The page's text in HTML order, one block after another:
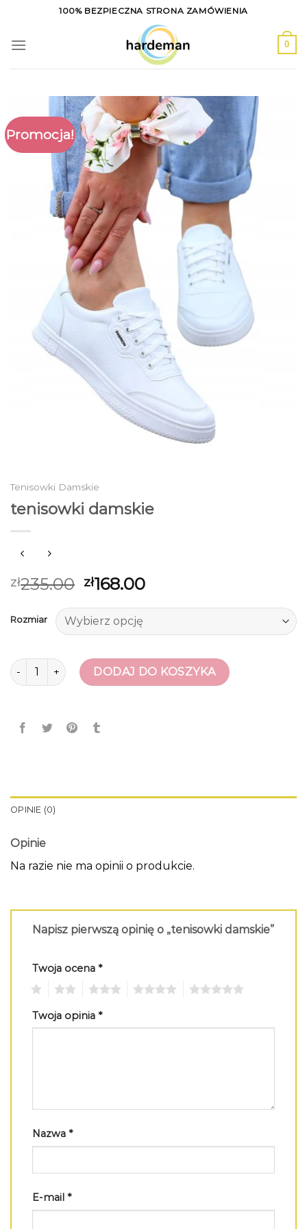
content
100% BEZPIECZNA STRONA ZAMÓWIENIA
0
Promocja!
Tenisowki Damskie
tenisowki damskie
zł235.00 zł168.00
Rozmiar
ilość tenisowki damskieDODAJ DO KOSZYKA
OPINIE (0)
Opinie
Na razie nie ma opinii o produkcie.
Napisz pierwszą opinię o „tenisowki damskie”
Twoja ocena *
Twoja opinia *
Nazwa *
E-mail *